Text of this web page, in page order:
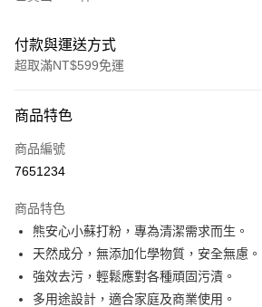
付款與運送方式
超取滿NT$599免運
信用卡一次付款
超商取貨付款
Apple Pay
街口支付
悠遊付
商品特色
商品編號
7651234
商品特色
熊安心小蘇打粉，專為清潔需求而生。
天然成分，無添加化學物質，安全無慮。
強效去污，輕鬆應對各種頑固污漬。
多用途設計，適合家庭及商業使用。